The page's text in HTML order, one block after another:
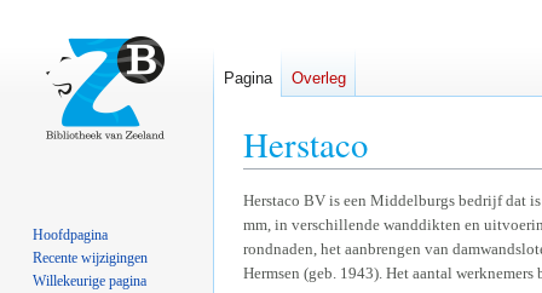
Herstaco
Naar
navigatie
springen
Naar
zoeken
springen
Herstaco BV is een Middelburgs bedrijf dat
mm, in verschillende wanddikten en
rondnaden, het aanbrengen van
Hermsen (geb. 1943). Het aantal
Pagina Overleg
Hoofdpagina
Recente wijzigingen
Willekeurige pagina